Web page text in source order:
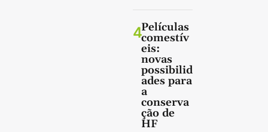
4Películas
comestív
eis:
novas
possibilid
ades para
a
conserva
ção de
HF